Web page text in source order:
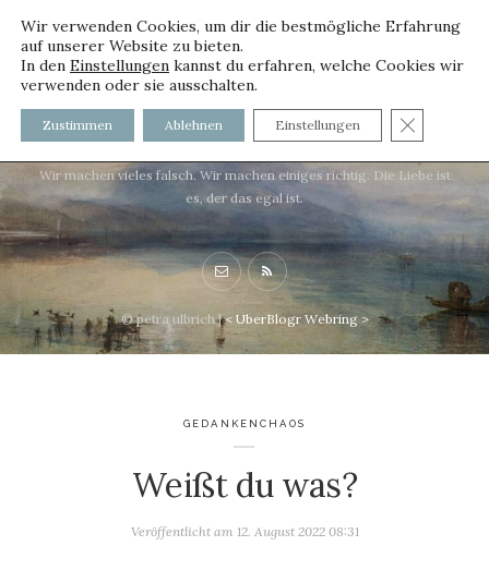
voller worte - mit und ohne
Innenfutter
Wir machen vieles falsch. Wir machen einiges richtig. Die Liebe ist
es, der das egal ist.
© petra ulbrich |< UberBlogr Webring >
GEDANKENCHAOS
Weißt du was?
Veröffentlicht am 12. August 2022 08:31
Wir verwenden Cookies, um dir die bestmögliche Erfahrung
auf unserer Website zu bieten.
In den Einstellungen kannst du erfahren, welche Cookies wir
verwenden oder sie ausschalten.
Zustimmen Ablehnen Einstellungen GDPR